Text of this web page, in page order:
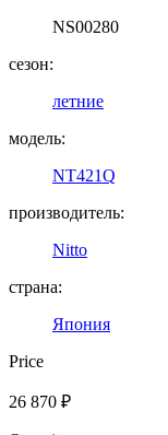
NS00280
сезон:
летние
модель:
NT421Q
производитель:
Nitto
страна:
Япония
Price
26 870 ₽